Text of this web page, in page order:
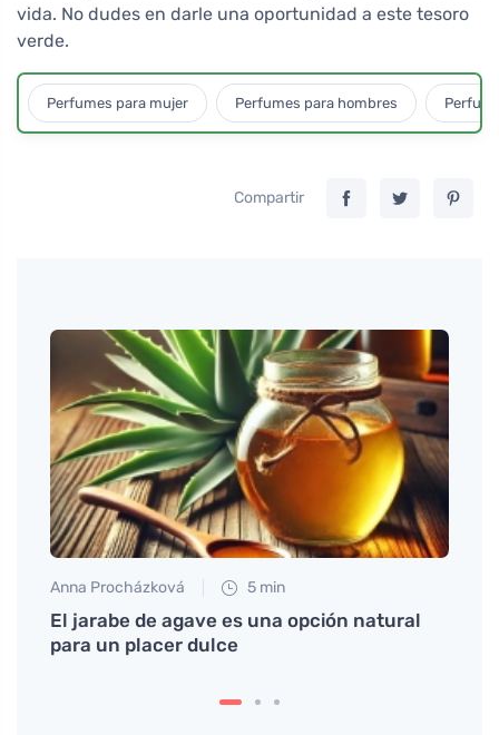
vida. No dudes en darle una oportunidad a este tesoro
verde.
Perfumes para mujer Perfumes para hombres
Compartir
Anna Procházková 5 min
El jarabe de agave es una opción natural
para un placer dulce